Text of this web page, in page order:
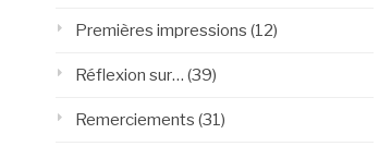
Premières impressions (12)
Réflexion sur… (39)
Remerciements (31)